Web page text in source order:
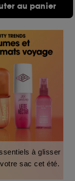
au panier
à glisser
sac cet été.